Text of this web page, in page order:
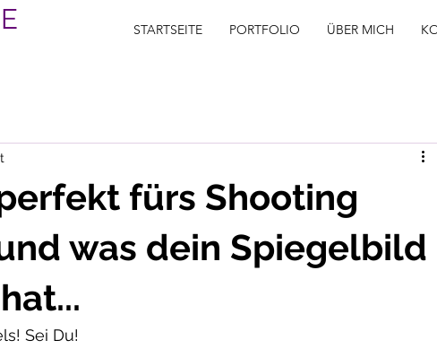
STARTSEITE PORTFOLIO ÜBER MICH
fürs Shooting
was dein Spiegelbild
Sei Du!